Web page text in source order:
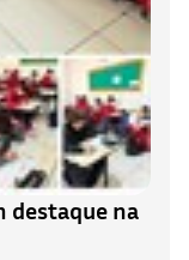
destaque na